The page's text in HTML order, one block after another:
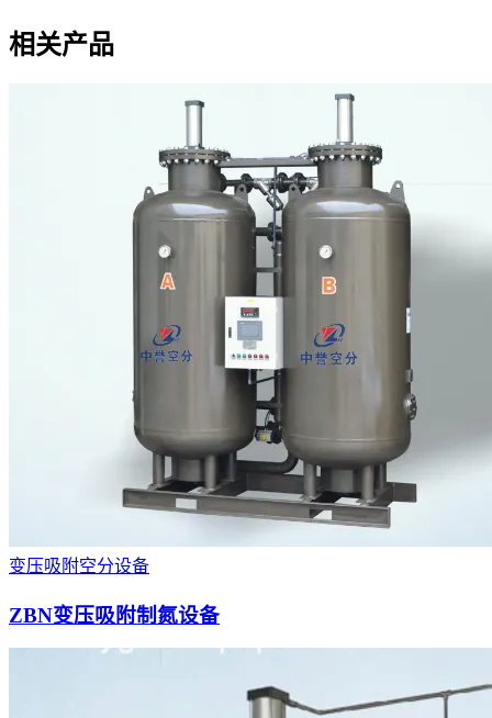
相关产品
变压吸附空分设备
ZBN变压吸附制氮设备